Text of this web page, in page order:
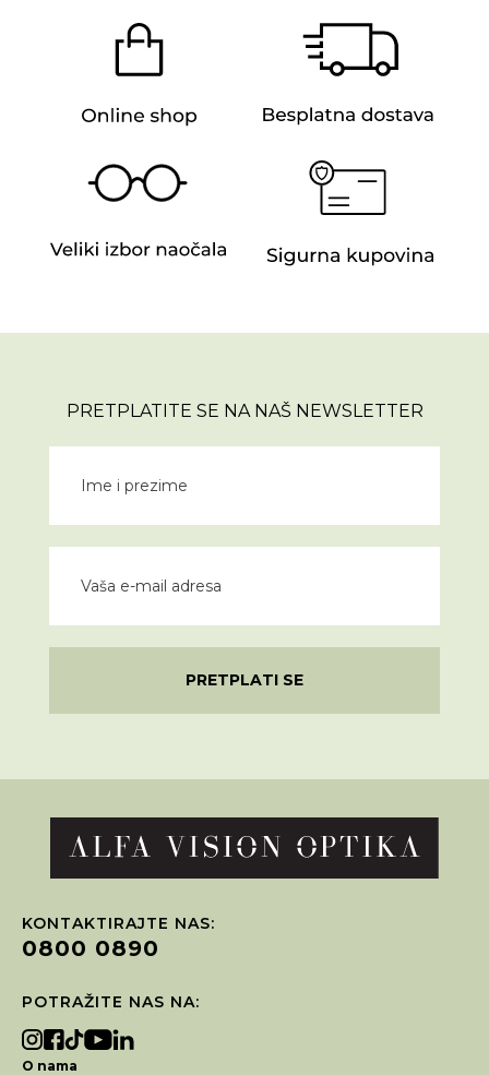
PRETPLATITE SE NA NAŠ NEWSLETTER
PRETPLATI SE
KONTAKTIRAJTE NAS:
0800 0890
POTRAŽITE NAS NA:
O nama